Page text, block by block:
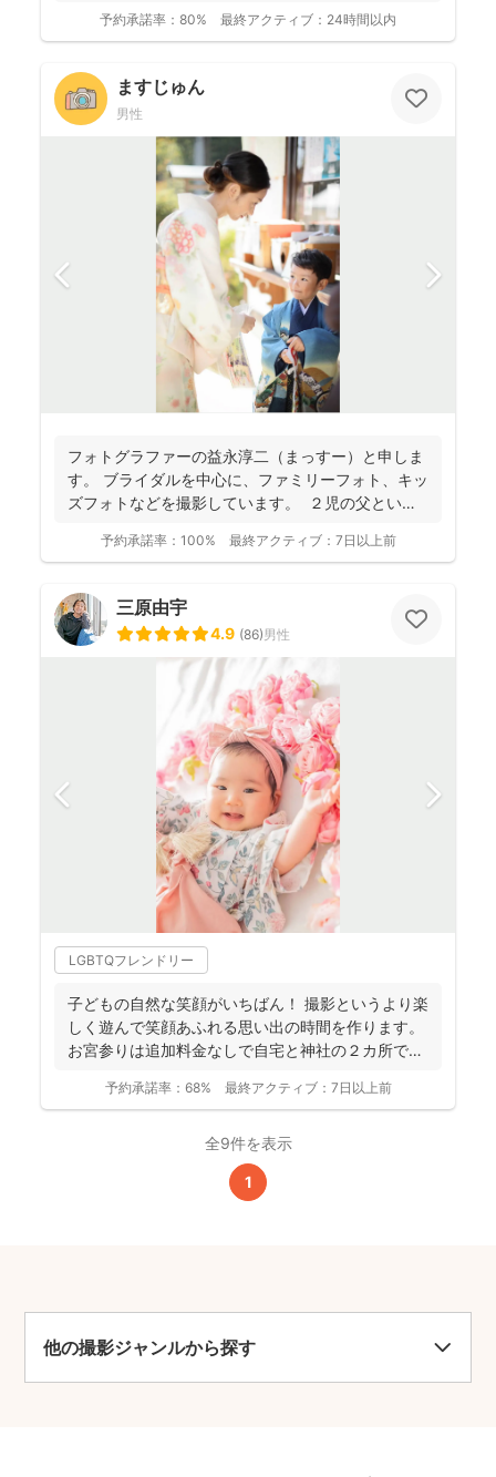
予約承諾率： 80% 最終アクティブ： 24時間以内
ますじゅん
男性
フォトグラファーの益永淳二（まっすー）と申しま
す。 ブライダルを中心に、ファミリーフォト、キッ
ズフォトなどを撮影しています。 ２児の父という
予約承諾率： 100% 最終アクティブ： 7日以上前
三原由宇
4.9 (86)男性
LGBTQフレンドリー
子どもの自然な笑顔がいちばん！ 撮影というより楽
しく遊んで笑顔あふれる思い出の時間を作ります。
お宮参りは追加料金なしで自宅と神社の２カ所で撮
予約承諾率： 68% 最終アクティブ： 7日以上前
全9件を表示
1
他の撮影ジャンルから探す